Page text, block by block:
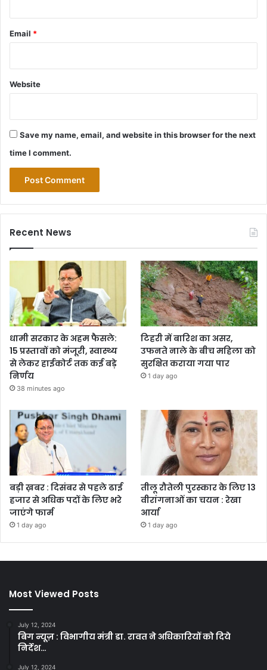
Email *
Website
Save my name, email, and website in this browser for the next
time I comment.
Recent News
धामी सरकार के अहम फैसले:
15 प्रस्तावों को मंजूरी, स्वास्थ्य
से लेकर हाईकोर्ट तक कई बड़े
निर्णय
38 minutes ago
टिहरी में बारिश का असर,
उफनते नाले के बीच महिला को
सुरक्षित कराया गया पार
1 day ago
बड़ी ख़बर : दिसंबर से पहले ढाई
हजार से अधिक पदों के लिए भरे
जाएंगे फार्म
1 day ago
तीलू रौतेली पुरस्कार के लिए 13
वीरांगनाओं का चयन : रेखा
आर्या
1 day ago
Most Viewed Posts
July 12, 2024
बिग न्यूज़ : विभागीय मंत्री डा. रावत ने अधिकारियों को दिये
निर्देश…
July 12, 2024